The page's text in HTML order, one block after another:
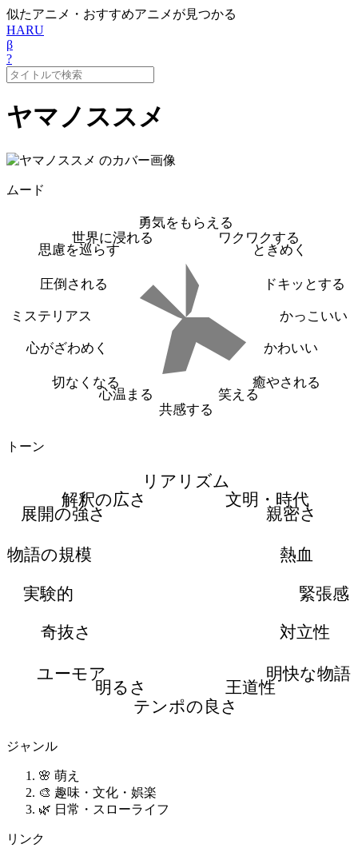
似たアニメ・おすすめアニメが見つかる
HARU
β
?
ヤマノススメ
ムード
勇気をもらえる
ワクワクする
ときめく
ドキッとする
かっこいい
かわいい
癒やされる
笑える
共感する
心温まる
切なくなる
心がざわめく
ミステリアス
圧倒される
思慮を巡らす
世界に浸れる
トーン
リアリズム
文明・時代
親密さ
熱血
緊張感
対立性
明快な物語
王道性
テンポの良さ
明るさ
ユーモア
奇抜さ
実験的
物語の規模
展開の強さ
解釈の広さ
ジャンル
🌸 萌え
🎨 趣味・文化・娯楽
🌿 日常・スローライフ
リンク